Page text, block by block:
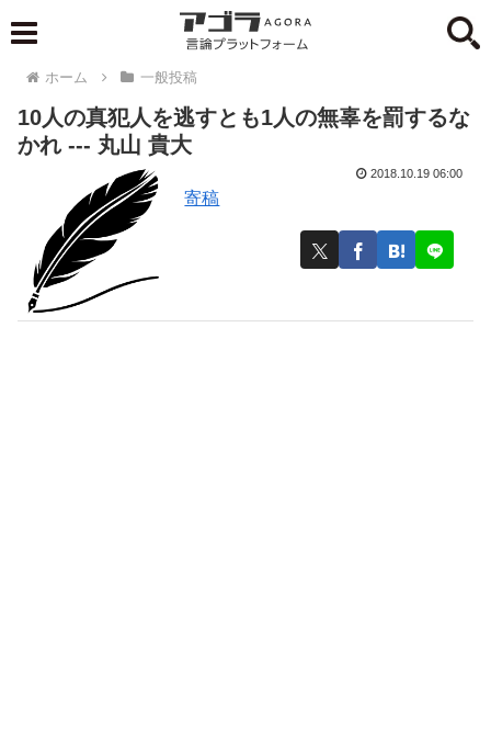
ホーム 一般投稿
10人の真犯人を逃すとも1人の無辜を罰するな
かれ --- 丸山 貴大
寄稿
2018.10.19 06:00